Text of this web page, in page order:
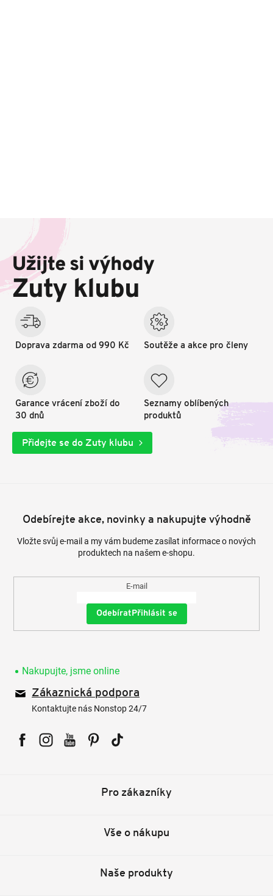
a
í
Užijte si výhody
Zuty klubu
Doprava zdarma od 990 Kč
Garance vrácení zboží do
30 dnů
Soutěže a akce pro členy
Seznamy oblíbených
produktů
Přidejte se do Zuty klubu
Odebírejte akce, novinky a nakupujte výhodně
Vložte svůj e-mail a my vám budeme zasílat informace o nových
produktech na našem e-shopu.
E-mail
Přihlásit se
Nakupujte, jsme online
Zákaznická podpora
Kontaktujte nás Nonstop 24/7
Pro zákazníky
Vše o nákupu
Naše produkty